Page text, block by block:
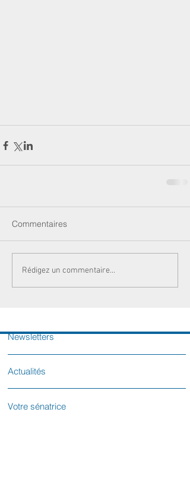
Commentaires
Rédigez un commentaire...
Newsletters
Actualités
Votre sénatrice